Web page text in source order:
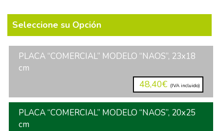
Seleccione su Opción
PLACA “COMERCIAL” MODELO “NAOS”, 23x18
cm
48,40€ (IVA incluido)
PLACA “COMERCIAL” MODELO “NAOS”, 20x25
cm